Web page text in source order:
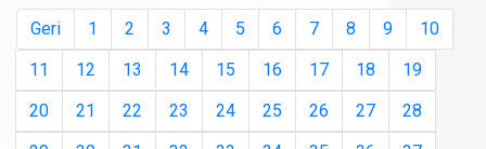
Geri 1 2 3 4 5 6 7 8 9
10
11
12 13 14 15 16 17 18
19
20
21 22 23 24 25 26 27
28